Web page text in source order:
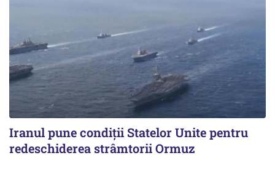
Iranul pune condiții Statelor Unite pentru
redeschiderea strâmtorii Ormuz